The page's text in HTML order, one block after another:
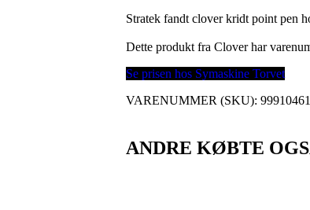
Stratek fandt clover kridt point pen
Dette produkt fra Clover har
Se prisen hos Symaskine Torvet
VARENUMMER (SKU):
ANDRE KØBTE